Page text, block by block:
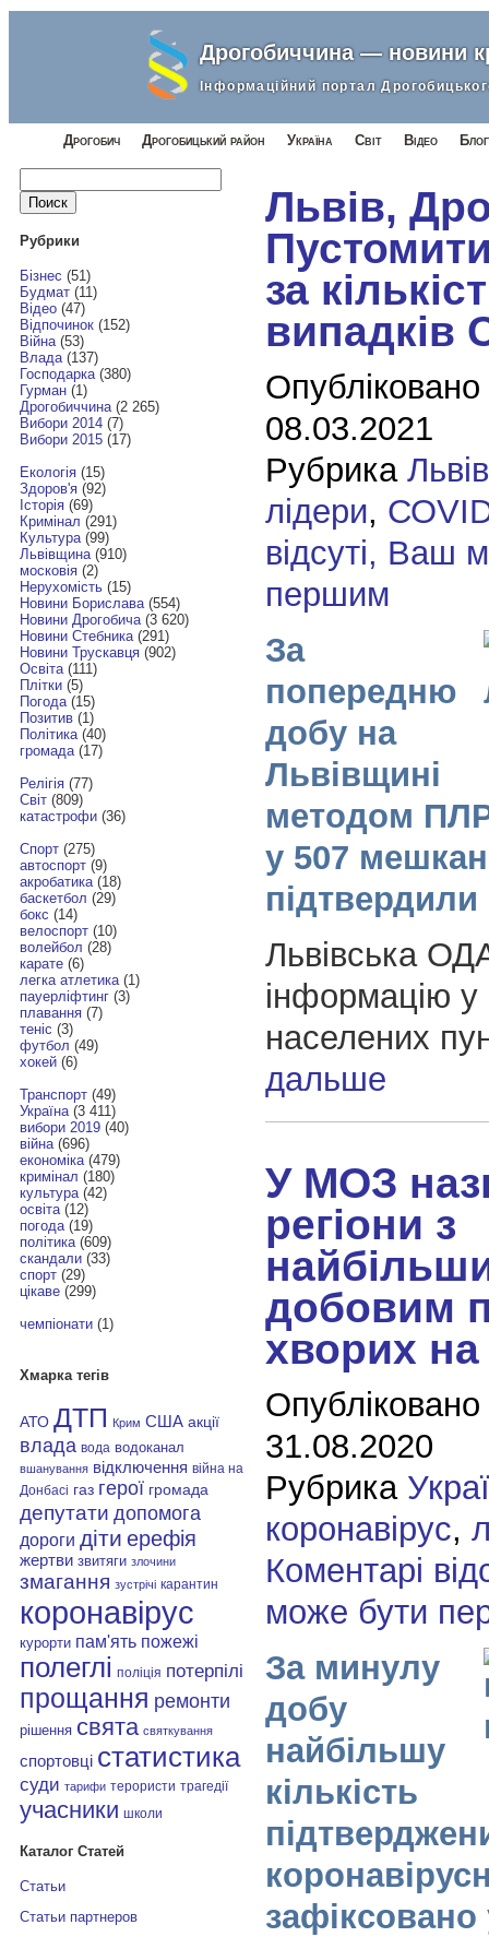
Дрогобиччина — новини
Інформаційний портал
Дрогобич Дрогобицький район Україна Світ Відео
Найти:
Рубрики
Бізнес (51)
Будмат(11)
Відео(47)
Відпочинок(152)
Війна(53)
Влада(137)
Господарка(380)
Гурман(1)
Дрогобиччина(2 265)
Вибори 2014(7)
Вибори 2015(17)
Екологія(15)
Здоров'я(92)
Історія(69)
Кримінал (291)
Культура(99)
Львівщина(910)
московія(2)
Нерухомість(15)
Новини Борислава(554)
Новини Дрогобича(3 620)
Новини Стебника(291)
Новини Трускавця(902)
Освіта(111)
Плітки(5)
Погода(15)
Позитив(1)
Політика(40)
громада(17)
Релігія(77)
Світ(809)
катастрофи(36)
Спорт(275)
автоспорт(9)
акробатика(18)
баскетбол (29)
бокс (14)
велоспорт(10)
волейбол (28)
карате(6)
легка атлетика(1)
пауерліфтинг(3)
плавання(7)
теніс (3)
футбол (49)
хокей(6)
Транспорт(49)
Україна(3 411)
вибори 2019(40)
війна(696)
економіка(479)
кримінал (180)
культура(42)
освіта(12)
погода(19)
політика(609)
скандали(33)
спорт(29)
цікаве(299)
чемпіонати(1)
Хмарка тегів
АТО ДТП Крим США акції
влада вода водоканал
вшанування відключення війна на
Донбасі газ герої громада
депутати допомога
дороги діти ерефія
жертви звитяги злочини
змагання зустрічі карантин
коронавірус
курорти пам'ять пожежі
полеглі поліція потерпілі
прощання ремонти
рішення свята святкування
спортовці статистика
суди тарифи терористи трагедії
учасники школи
Каталог Статей
Статьи
Статьи партнеров
Львів,
за
випадків
08.03.2021
Рубрика
лідери,
відсуті, Ваш
першим
За
попередню
добу на
Львівщині
методом
у 507
Львівська
інформацію у
населених
дальше
У МОЗ
регіони з
добовим
хворих на
31.08.2020
Рубрика
коронавірус,
Коментарі
може бути
За минулу
добу
найбільшу
кількість
зафіксовано